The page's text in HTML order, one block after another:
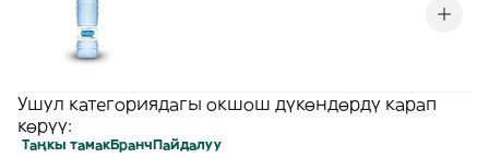
Ушул категориядагы окшош дүкөндөрдү карап
көрүү:
Таңкы тамакБранчПайдалуу